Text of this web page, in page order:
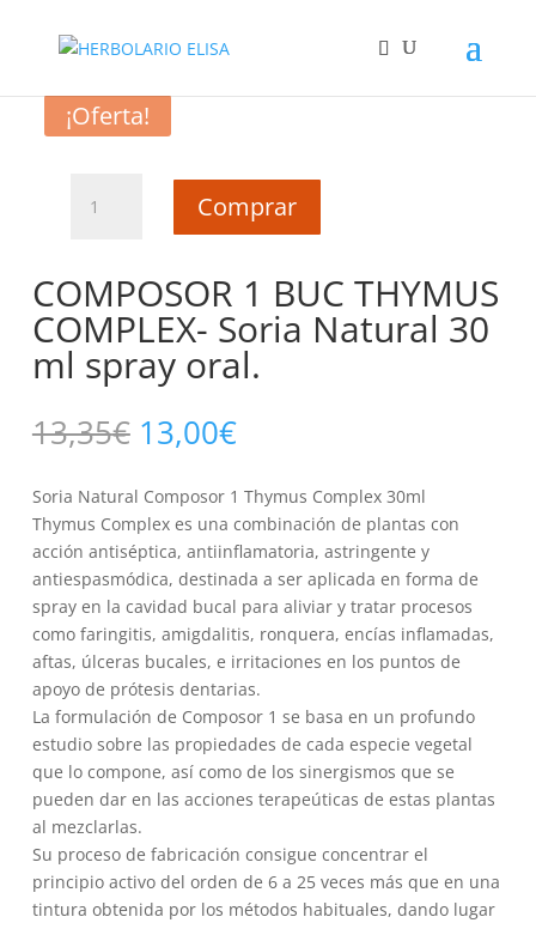
COMPOSOR 1 BUC THYMUS COMPLEX- Soria Natural 30 ml
¡Oferta!
COMPLEX-
Soria
Natural
30
spray
cantidad
Comprar
COMPOSOR 1 BUC THYMUS
COMPLEX- Soria Natural 30
ml spray oral.
13,35€ El
precio
original
era:
13,35€.
13,00€El
precio
actual
es:
13,00€.
Soria Natural Composor 1 Thymus Complex 30ml
Thymus Complex es una combinación de plantas con
acción antiséptica, antiinflamatoria, astringente y
antiespasmódica, destinada a ser aplicada en forma de
spray en la cavidad bucal para aliviar y tratar procesos
como faringitis, amigdalitis, ronquera, encías inflamadas,
aftas, úlceras bucales, e irritaciones en los puntos de
apoyo de prótesis dentarias.
La formulación de Composor 1 se basa en un profundo
estudio sobre las propiedades de cada especie vegetal
que lo compone, así como de los sinergismos que se
pueden dar en las acciones terapeúticas de estas plantas
al mezclarlas.
Su proceso de fabricación consigue concentrar el
principio activo del orden de 6 a 25 veces más que en una
tintura obtenida por los métodos habituales, dando lugar